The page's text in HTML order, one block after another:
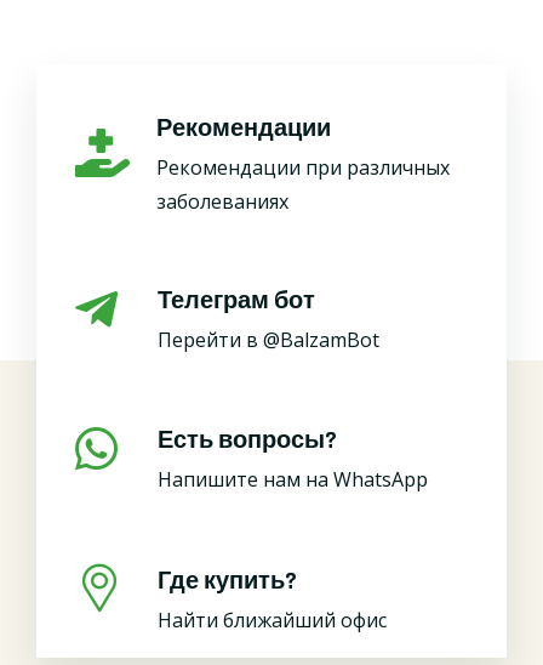
Рекомендации
Рекомендации при различных
заболеваниях
Телеграм бот
Перейти в @BalzamBot
Есть вопросы?
Напишите нам на WhatsApp
Где купить?
Найти ближайший офис